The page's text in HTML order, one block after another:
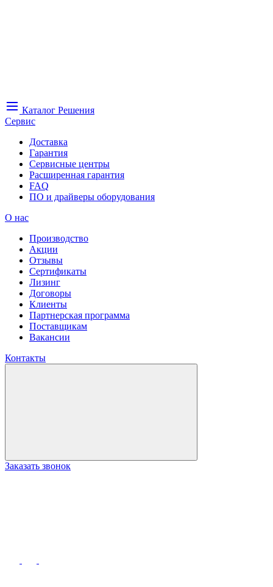
Каталог Решения
Сервис
Доставка
Гарантия
Сервисные центры
Расширенная гарантия
FAQ
ПО и драйверы оборудования
О нас
Производство
Акции
Отзывы
Сертификаты
Лизинг
Договоры
Клиенты
Партнерская программа
Поставщикам
Вакансии
Контакты
Заказать звонок